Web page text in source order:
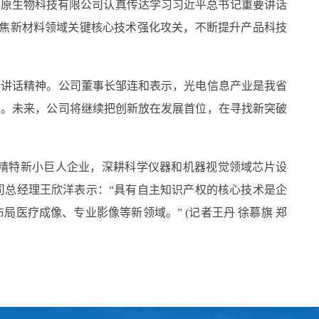
物科技有限公司认真传达学习习近平总书记重要讲话
新材料领域关键核心技术强化攻关，不断提升产品科技
精神。公司董事长邹连和表示，光电信息产业是我省
未来，公司将继续把创新放在发展首位，在寻找新突破
新小巨人企业，深耕科学仪器和机器视觉领域芯片设
经理王欣洋表示：“具有自主知识产权的核心技术是企
医疗成像、专业影像等新领域。” (记者王丹 徐慕旗 郑